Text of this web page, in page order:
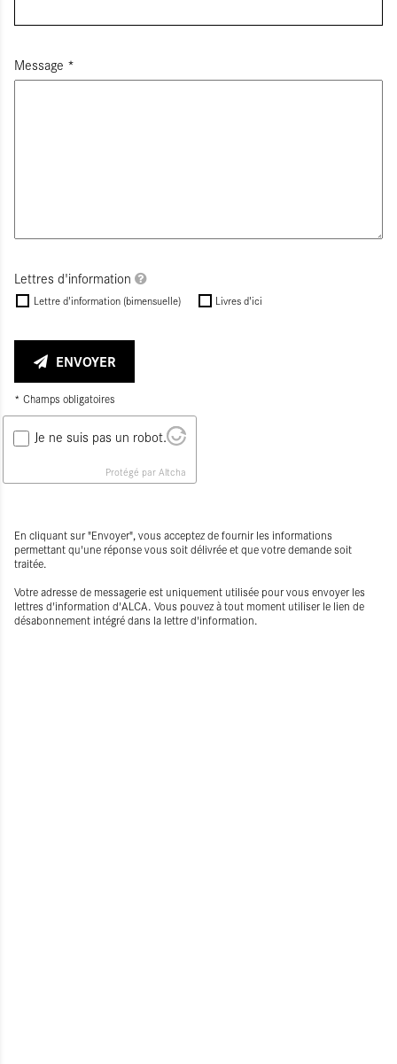
Message *
Lettres d'information
Lettre d'information (bimensuelle) Livres d'ici
ENVOYER
* Champs obligatoires
Je ne suis pas un robot.
Protégé par Altcha
En cliquant sur "Envoyer", vous acceptez de fournir les informations
permettant qu'une réponse vous soit délivrée et que votre demande soit
traitée.
Votre adresse de messagerie est uniquement utilisée pour vous envoyer les
lettres d'information d'ALCA. Vous pouvez à tout moment utiliser le lien de
désabonnement intégré dans la lettre d'information.